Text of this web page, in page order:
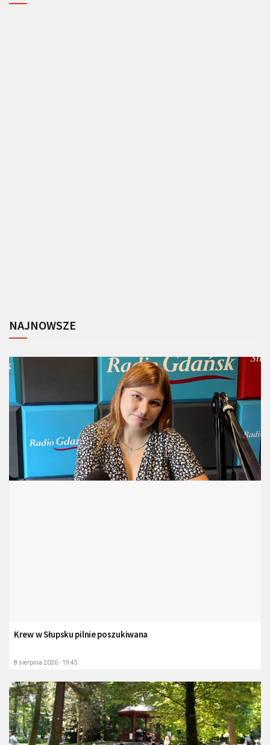
NAJNOWSZE
Krew w Słupsku pilnie poszukiwana
8 sierpnia 2026 - 19:45